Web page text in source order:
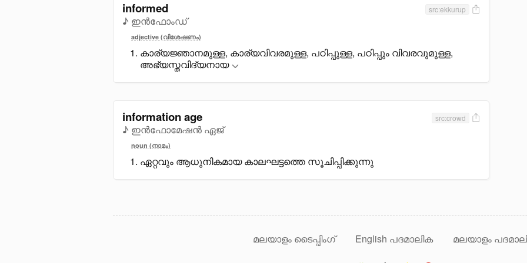
informed
♪ ഇൻഫോംഡ്
src:ekkurup
adjective (വിശേഷണം)
കാര്യജ്ഞാനമുള്ള, കാര്യവിവരമുള്ള, പഠിപ്പുള്ള, പഠിപ്പും വിവരവുമുള്ള,
അഭ്യസ്തവിദ്യനായ
information age
♪ ഇൻഫോമേഷൻ ഏജ്
src:crowd
noun (നാമം)
ഏറ്റവും ആധുനികമായ കാലഘട്ടത്തെ സൂചിപ്പിക്കുന്നു
മലയാളം ടൈപ്പിംഗ് English പദമാലിക മലയാളം